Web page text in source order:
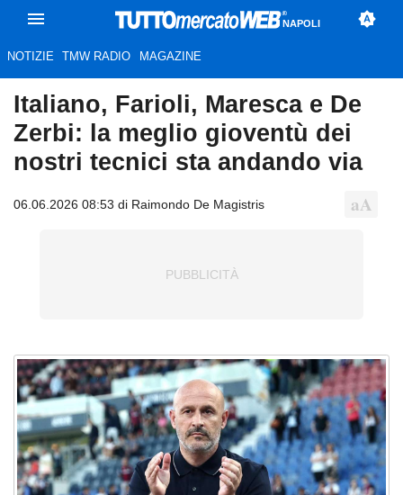
NAPOLI
NOTIZIE TMW RADIO MAGAZINE
Italiano, Farioli, Maresca e De
Zerbi: la meglio gioventù dei
nostri tecnici sta andando via
06.06.2026 08:53 di Raimondo De Magistris